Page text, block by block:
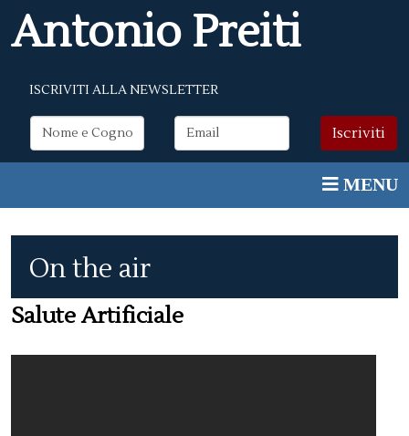
Antonio Preiti
ISCRIVITI ALLA NEWSLETTER
On the air
Salute Artificiale